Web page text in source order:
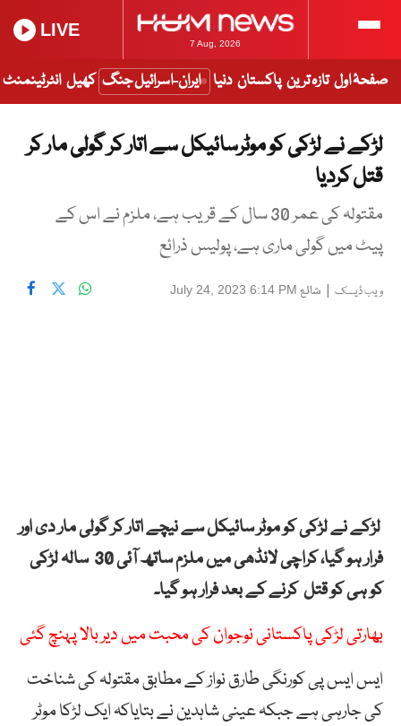
7 Aug, 2026
LIVE
صفحۂ اول تازہ ترین پاکستان دنیا ایران-اسرائیل جنگ کھیل انٹرٹینمنٹ
لڑکے نے لڑکی کو موٹرسائیکل سے اتار کر گولی مار کر
قتل کردیا
مقتولہ کی عمر 30 سال کے قریب ہے، ملزم نے اس کے
پیٹ میں گولی ماری ہے، پولیس ذرائع
ویب ڈیسک | شائع July 24, 2023 6:14 PM
لڑکے نے لڑکی کو موٹر سائیکل سے نیچے اتار کر گولی مار دی اور
فرار ہو گیا، کراچی
لانڈھی میں ملزم ساتھ آئی 30 سالہ لڑکی
کو ہی کو قتل کرنے کے بعد فرار ہو گیا۔
بھارتی لڑکی پاکستانی نوجوان کی محبت میں دیر بالا پہنچ گئی
ایس ایس پی کورنگی طارق نواز کے مطابق مقتولہ کی شناخت
کی جارہی ہے جبکہ عینی شاہدین نے بتایاکہ ایک لڑکا موٹر